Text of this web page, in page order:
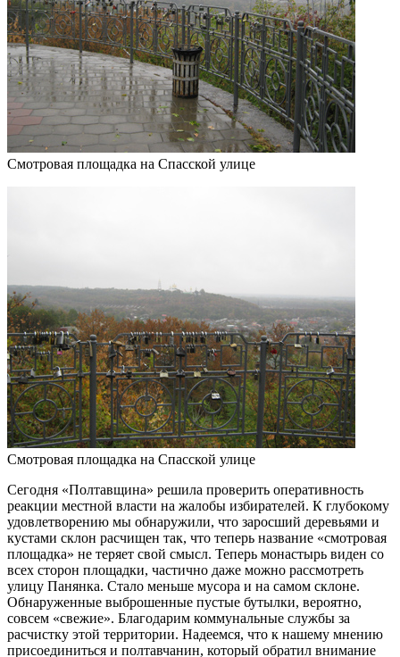
Смотровая площадка на Спасской улице
Смотровая площадка на Спасской улице
Сегодня «Полтавщина» решила проверить оперативность
реакции местной власти на жалобы избирателей. К глубокому
удовлетворению мы обнаружили, что заросший деревьями и
кустами склон расчищен так, что теперь название «смотровая
площадка» не теряет свой смысл. Теперь монастырь виден со
всех сторон площадки, частично даже можно рассмотреть
улицу Панянка. Стало меньше мусора и на самом склоне.
Обнаруженные выброшенные пустые бутылки, вероятно,
совсем «свежие». Благодарим коммунальные службы за
расчистку этой территории. Надеемся, что к нашему мнению
присоединиться и полтавчанин, который обратил внимание